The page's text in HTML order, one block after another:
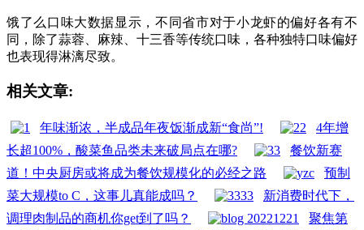
饿了么口味大数据显示，不同省市对于小龙虾的偏好各有不
同，除了蒜蓉、麻辣、十三香等传统口味，各种独特口味偏好
也表现得淋漓尽致。
相关文章:
年味渐浓，半成品年夜饭渐成新“食尚”!
4年增
长超100%，酸菜鱼品类未来破局点在哪?
餐饮新赛
道！中央厨房或将成为餐饮规模化的必经之路
预制
菜大规模to C，这事儿真能成吗？
新消费时代下，
调理肉制品的商机你get到了吗？
聚焦第